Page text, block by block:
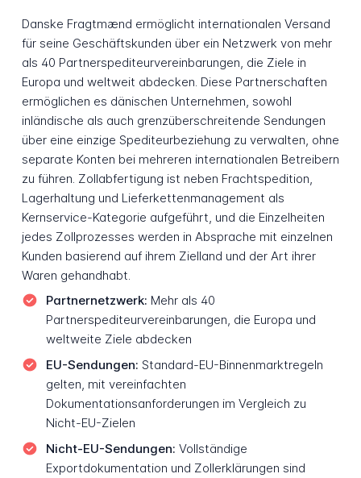
Danske Fragtmænd ermöglicht internationalen Versand
für seine Geschäftskunden über ein Netzwerk von mehr
als 40 Partnerspediteurvereinbarungen, die Ziele in
Europa und weltweit abdecken. Diese Partnerschaften
ermöglichen es dänischen Unternehmen, sowohl
inländische als auch grenzüberschreitende Sendungen
über eine einzige Spediteurbeziehung zu verwalten, ohne
separate Konten bei mehreren internationalen Betreibern
zu führen. Zollabfertigung ist neben Frachtspedition,
Lagerhaltung und Lieferkettenmanagement als
Kernservice-Kategorie aufgeführt, und die Einzelheiten
jedes Zollprozesses werden in Absprache mit einzelnen
Kunden basierend auf ihrem Zielland und der Art ihrer
Waren gehandhabt.
Partnernetzwerk: Mehr als 40
Partnerspediteurvereinbarungen, die Europa und
weltweite Ziele abdecken
EU-Sendungen: Standard-EU-Binnenmarktregeln
gelten, mit vereinfachten
Dokumentationsanforderungen im Vergleich zu
Nicht-EU-Zielen
Nicht-EU-Sendungen: Vollständige
Exportdokumentation und Zollerklärungen sind